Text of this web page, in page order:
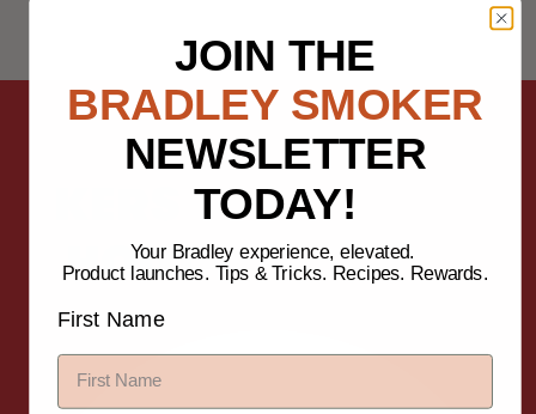
HOUT
JOIN THE
BRADLEY SMOKER
NEWSLETTER
TODAY!
Your Bradley experience, elevated.
Product launches. Tips & Tricks. Recipes. Rewards.
First Name